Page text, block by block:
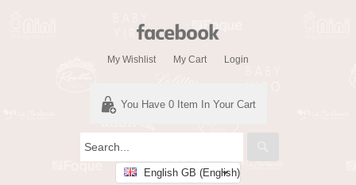
My Wishlist My Cart Login
You Have 0 Item In Your Cart
English GB (English)